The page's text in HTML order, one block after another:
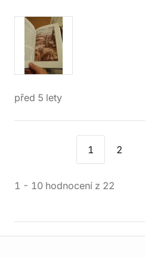
před 5 lety
1 2
1 - 10 hodnocení z 22